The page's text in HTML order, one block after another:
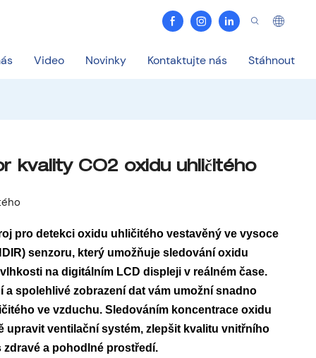
Video Novinky Kontaktujte nás Stáhnout
kvality CO2 oxidu uhličitého
pro detekci oxidu uhličitého vestavěný ve vysoce
senzoru, který umožňuje sledování oxidu
na digitálním LCD displeji v reálném čase.
a spolehlivé zobrazení dat vám umožní snadno
ve vzduchu. Sledováním koncentrace oxidu
upravit ventilační systém, zlepšit kvalitu vnitřního
a pohodlné prostředí.